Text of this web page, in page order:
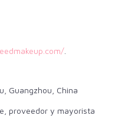
.
Guangzhou, China
proveedor y mayorista